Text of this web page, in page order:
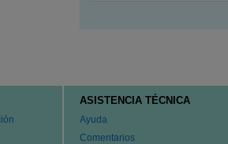
ASISTENCIA TÉCNICA
Ayuda
Comentarios